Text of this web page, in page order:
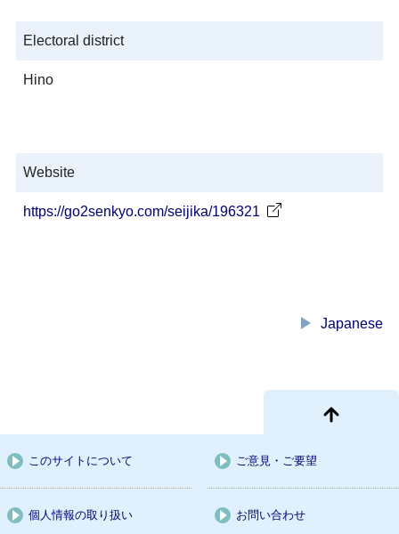
Electoral district
Hino
Website
https://go2senkyo.com/seijika/196321
play_arrow Japanese
このサイトについて ご意見・ご要望
個人情報の取り扱い お問い合わせ